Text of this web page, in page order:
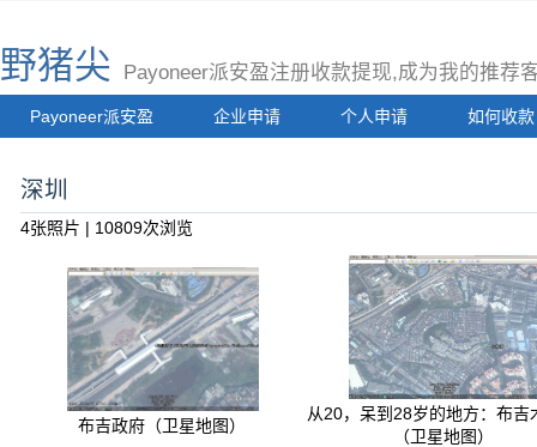
野猪尖 Payoneer派安盈注册收款提现,成为我的推荐
Payoneer派安盈 企业申请 个人申请 如何收款
深圳
4张照片 | 10809次浏览
布吉政府（卫星地图）
从20，呆到28岁的地方：布吉
（卫星地图）